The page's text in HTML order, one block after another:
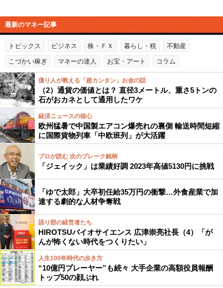
最新のマネー記事
トピックス ビジネス 株・ＦＸ 暮らし・税 不動産
こづかい稼ぎ マネーの達人 お宝・アート コラム
億り人が教える「超カンタン」お金の話
（2）通貨の価値とは？ 直径3メートル、重さ5トンの
石がおカネとして通用したワケ
経済ニュースの核心
欧州猛暑で中国製エアコン爆売れの裏側 輸送時間短縮
に国際貨物列車「中欧班列」が大活躍
プロが読む 次のブレーク銘柄
「ジェイック」は業績好調 2023年高値5130円に挑戦
「ゆで太郎」大卒初任給35万円の衝撃…外食産業で加
速する劇的な人材争奪戦
語り部の経営者たち
HIROTSUバイオサイエンス 広津崇亮社長（4）「が
んが怖くない時代をつくりたい」
人生100年時代の歩き方
“10億円プレーヤー”も続々 大手企業の高額役員報酬
トップ50の顔ぶれ